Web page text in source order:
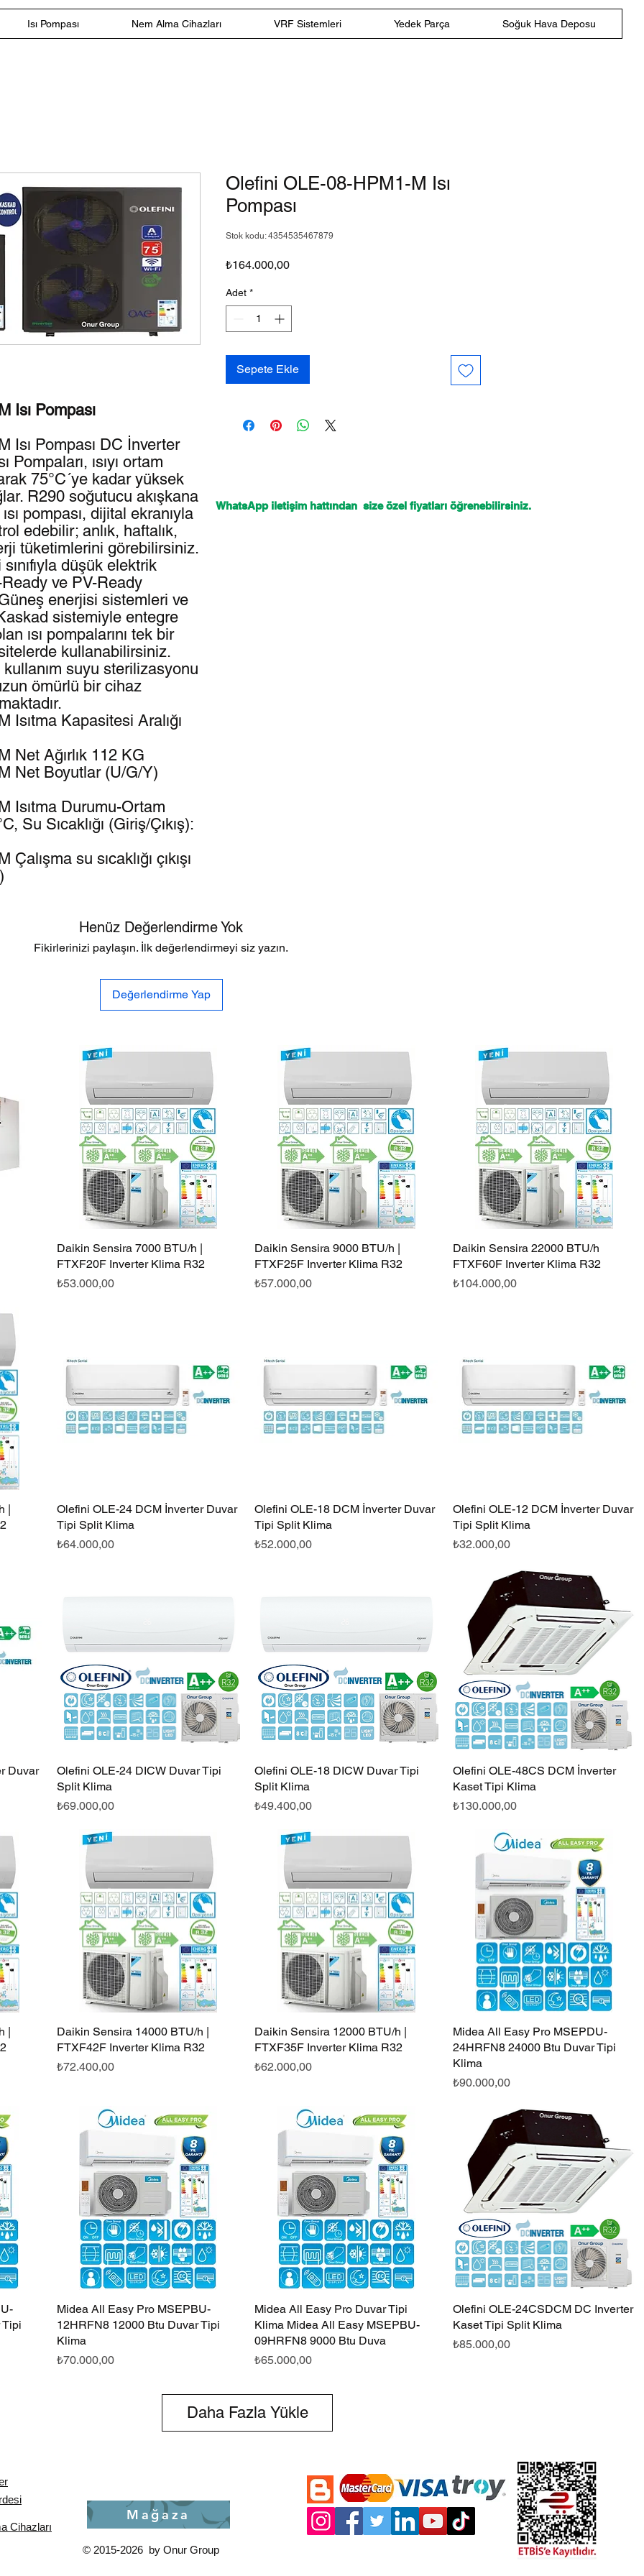
Isı Pompası Nem Alma Cihazları VRF Sistemleri Yedek Parça Soğuk Hava Deposu
Isı Pompası
Isı Pompası DC İnverter
Pompaları, ısıyı ortam
75°C´ye kadar yüksek
R290 soğutucu akışkana
pompası, dijital ekranıyla
edebilir; anlık, haftalık,
tüketimlerini görebilirsiniz.
düşük elektrik
ve PV-Ready
enerjisi sistemleri ve
sistemiyle entegre
ısı pompalarını tek bir
kullanabilirsiniz.
kullanım suyu sterilizasyonu
ömürlü bir cihaz
Isıtma Kapasitesi Aralığı
Net Ağırlık 112 KG
Net Boyutlar (U/G/Y)
Isıtma Durumu-Ortam
Su Sıcaklığı (Giriş/Çıkış):
su sıcaklığı çıkışı
Olefini OLE-08-HPM1-M Isı
Pompası
Stok kodu: 4354535467879
₺164.000,00Fiyat
Adet *
Sepete Ekle
Henüz Değerlendirme Yok
Fikirlerinizi paylaşın. İlk değerlendirmeyi siz yazın.
Değerlendirme Yap
Hızlı Bakış
Daikin Sensira 7000 BTU/h |
FTXF20F Inverter Klima R32
Fiyat
₺53.000,00
Hızlı Bakış
Daikin Sensira 9000 BTU/h |
FTXF25F Inverter Klima R32
Fiyat
₺57.000,00
Hızlı Bakış
Daikin Sensira 22000 BTU/h
FTXF60F Inverter Klima R32
Fiyat
₺104.000,00
|
Hızlı Bakış
Olefini OLE-24 DCM İnverter Duvar
Tipi Split Klima
Fiyat
₺64.000,00
Hızlı Bakış
Olefini OLE-18 DCM İnverter Duvar
Tipi Split Klima
Fiyat
₺52.000,00
Hızlı Bakış
Olefini OLE-12 DCM İnverter Duvar
Tipi Split Klima
Fiyat
₺32.000,00
Duvar
Hızlı Bakış
Olefini OLE-24 DICW Duvar Tipi
Split Klima
Fiyat
₺69.000,00
Hızlı Bakış
Olefini OLE-18 DICW Duvar Tipi
Split Klima
Fiyat
₺49.400,00
Hızlı Bakış
Olefini OLE-48CS DCM İnverter
Kaset Tipi Klima
Fiyat
₺130.000,00
|
Hızlı Bakış
Daikin Sensira 14000 BTU/h |
FTXF42F Inverter Klima R32
Fiyat
₺72.400,00
Hızlı Bakış
Daikin Sensira 12000 BTU/h |
FTXF35F Inverter Klima R32
Fiyat
₺62.000,00
Hızlı Bakış
Midea All Easy Pro MSEPDU-
24HRFN8 24000 Btu Duvar Tipi
Klima
Fiyat
₺90.000,00
Hızlı Bakış
Midea All Easy Pro MSEPBU-
12HRFN8 12000 Btu Duvar Tipi
Klima
Fiyat
₺70.000,00
Hızlı Bakış
Midea All Easy Pro Duvar Tipi
Klima Midea All Easy MSEPBU-
09HRFN8 9000 Btu Duva
Fiyat
₺65.000,00
Hızlı Bakış
Olefini OLE-24CSDCM DC Inverter
Kaset Tipi Split Klima
Fiyat
₺85.000,00
Daha Fazla Yükle
WhatsApp iletişim hattından size özel fiyatları öğrenebilirsiniz.
Mağaza
Cihazları
© 2015-2026 by Onur Group